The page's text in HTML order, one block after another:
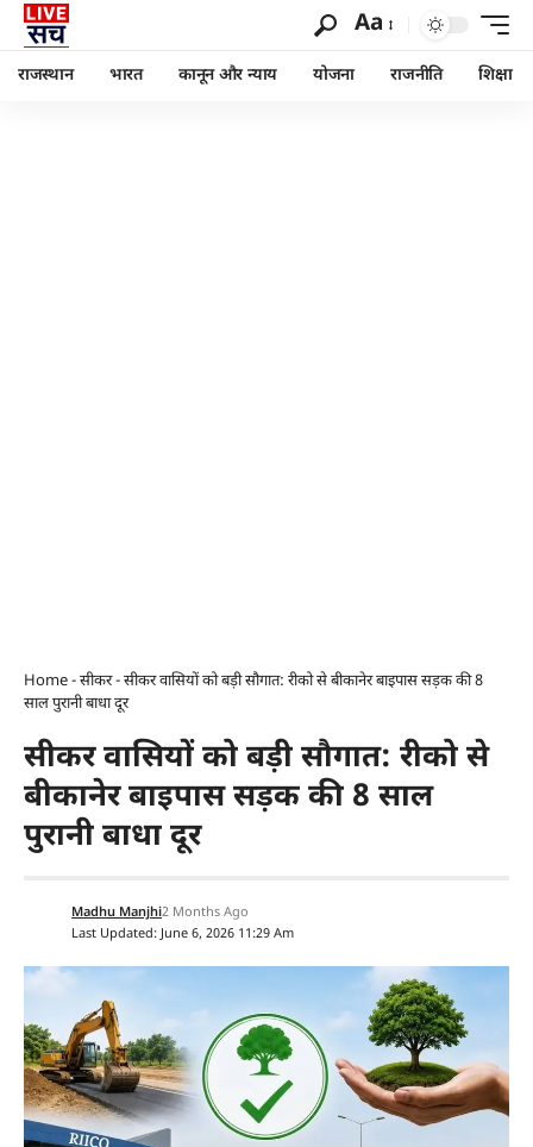
Aa
राजस्थान भारत कानून और न्याय योजना राजनीति शिक्षा
Home-सीकर-सीकर वासियों को बड़ी सौगात: रीको से बीकानेर बाइपास सड़क की 8
साल पुरानी बाधा दूर
सीकर वासियों को बड़ी सौगात: रीको से
बीकानेर बाइपास सड़क की 8 साल
पुरानी बाधा दूर
Last Updated: June 6, 2026 11:29 Am
Madhu Manjhi2 Months Ago